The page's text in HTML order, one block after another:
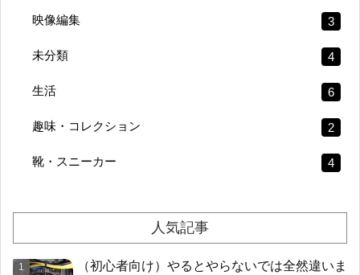
映像編集 3
未分類 4
生活 6
趣味・コレクション 2
靴・スニーカー 4
人気記事
（初心者向け）やるとやらないでは全然違いま